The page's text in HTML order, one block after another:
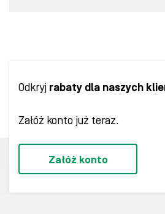
Odkryj rabaty dla naszych
Załóż konto już teraz.
Załóż konto